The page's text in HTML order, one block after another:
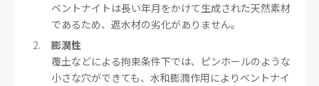
ベントナイトは長い年月をかけて生成された天然素材
であるため、遮水材の劣化がありません。
膨潤性
覆土などによる拘束条件下では、ピンホールのような
小さな穴ができても、水和膨潤作用によりベントナイ